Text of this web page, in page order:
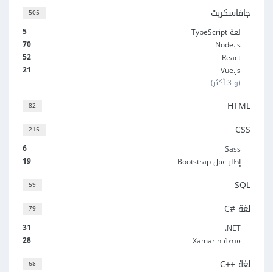
505 جافاسكربت
5
لغة TypeScript
70
Node.js
52
React
21
Vue.js
(و 3 أكثر)
82 HTML
215 CSS
6
Sass
19
إطار عمل Bootstrap
59 SQL
79 لغة C#‎
31
‎.NET
28
منصة Xamarin
68 لغة C++‎